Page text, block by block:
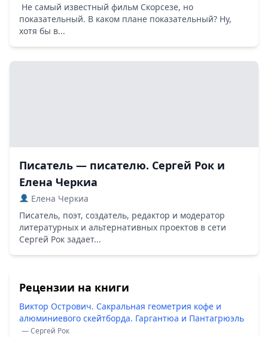
Не самый известный фильм Скорсезе, но
показательный. В каком плане показательный? Ну,
хотя бы в...
Писатель — писателю. Сергей Рок и
Елена Черкиа
Елена Черкиа
Писатель, поэт, создатель, редактор и модератор
литературных и альтернативных проектов в сети
Сергей Рок задает...
Рецензии на книги
Виктор Острович. Сакральная геометрия кофе и
алюминиевого скейтборда. Гаргантюа и Пантагрюэль
— Сергей Рок